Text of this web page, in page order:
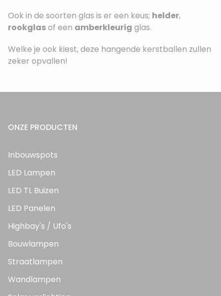
Ook in de soorten glas is er een keus; helder,
rookglasof een amberkleurig glas.
Welke je ook kiest, deze hangende kerstballen zullen
zeker opvallen!
ONZE PRODUCTEN
Inbouwspots
LED Lampen
LED TL Buizen
LED Panelen
Highbay's / Ufo's
Bouwlampen
Straatlampen
Wandlampen